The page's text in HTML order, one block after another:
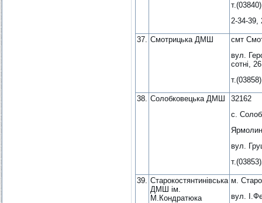
2-34-39,
37. Смотрицька ДМШ
смт
вул.
сотні, 26
38. Солобковецька ДМШ
32162
с.
вул.
39. Старокостянтинівська
ДМШ ім.
М.Кондратюка
м.
вул.